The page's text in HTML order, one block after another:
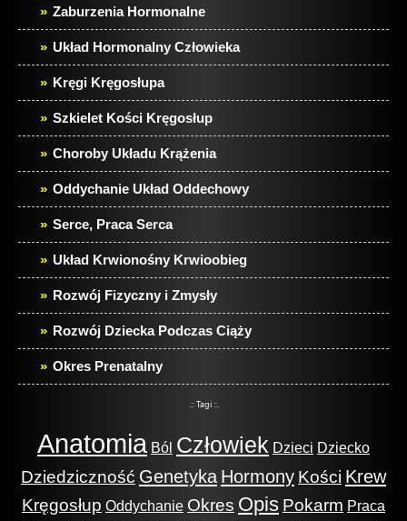
Zaburzenia Hormonalne
Układ Hormonalny Człowieka
Kręgi Kręgosłupa
Szkielet Kości Kręgosłup
Choroby Układu Krążenia
Oddychanie Układ Oddechowy
Serce, Praca Serca
Układ Krwionośny Krwioobieg
Rozwój Fizyczny i Zmysły
Rozwój Dziecka Podczas Ciąży
Okres Prenatalny
.:: Tagi ::.
Anatomia Ból Człowiek Dzieci Dziecko
Dziedziczność Genetyka Hormony Kości Krew
Kręgosłup Oddychanie Okres Opis Pokarm Praca